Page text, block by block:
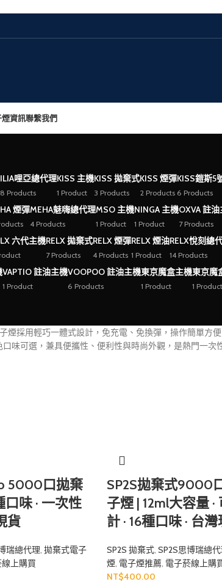
煙資訊聯繫我們
ILIA哩亞總代理
8 Products
KISS 主機
1 Product
KISS 拋棄式
3 Products
KISS 煙彈
2 Products
KISS鎧斯5
6 Products
煙彈MEHA魅嗨總代理
4 Products
MSO 主機
1 Product
NINGA 主機
1 Product
OXVA 註
7 Products
六代主機RELX 拋棄式
7 Products
RELX 煙彈
4 Products
RELX 煙油
1 Product
RELX悅刻總
14 Products
VAPTIO 註油主機
1 Product
VOOPOO 註油主機
6 Products
東京魔盒主機
1 Product
東京魔
1 Product
煙採用輕巧一體式設計，免充電、免換彈，操作簡單方
味可選，兼具便攜性、便利性與時尚外觀，是熱門一次
5000口拋棄
口味 · 一次性
貨
瑞總代理, 拋棄式電子
上購買
SP2S拋棄式9000
子煙 | 12ml大容量
計 · 16種口味 · 台
SP2S 拋棄式, SP2S思博瑞總
煙, 電子煙推薦, 電子菸線上購
NT$400.00